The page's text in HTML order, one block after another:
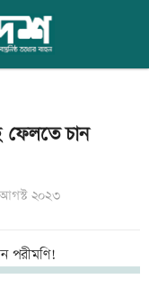
ফেলতে চান
২০২৩